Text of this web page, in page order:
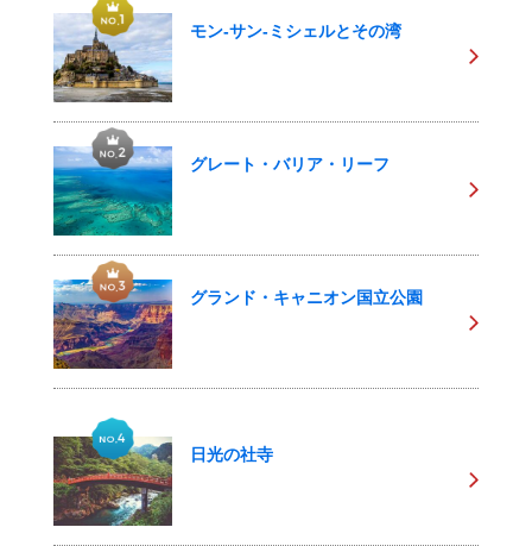
モン-サン-ミシェルとその湾
グレート・バリア・リーフ
グランド・キャニオン国立公園
日光の社寺